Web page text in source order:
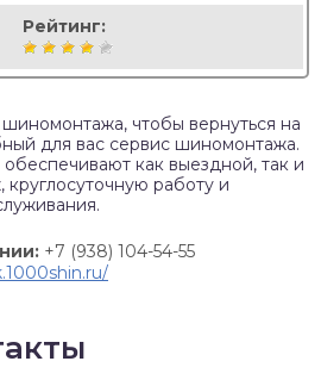
Рейтинг:
чтобы вернуться на
для вас сервис шиномонтажа.
как выездной, так и
работу и
+7 (938) 104-54-55